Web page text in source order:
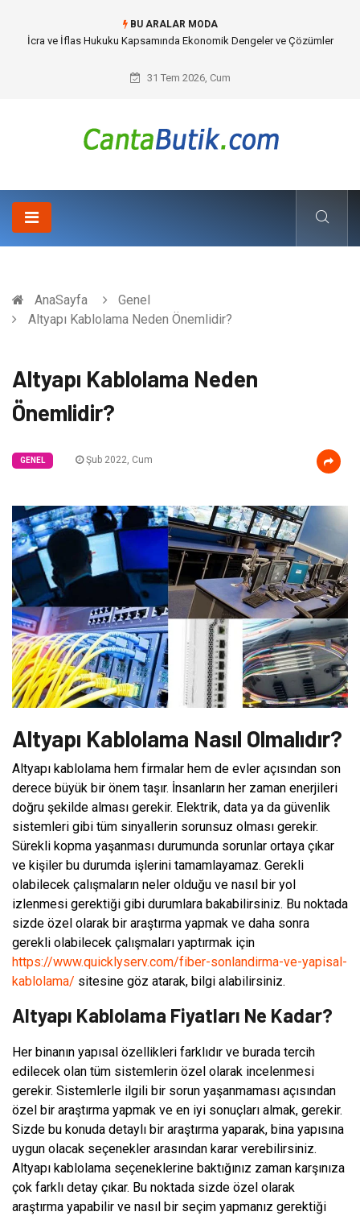
BU ARALAR MODA
Cybersecurity Solutions (Siber Güvenlik Çözümleri) ve Dijital Altyapıda
31 Tem 2026, Cum
AnaSayfa
Genel
Altyapı Kablolama Neden Önemlidir?
Altyapı Kablolama Neden
Önemlidir?
GENEL Şub 2022, Cum
Altyapı Kablolama Nasıl Olmalıdır?
Altyapı kablolama hem firmalar hem de evler açısından son
derece büyük bir önem taşır. İnsanların her zaman enerjileri
doğru şekilde alması gerekir. Elektrik, data ya da güvenlik
sistemleri gibi tüm sinyallerin sorunsuz olması gerekir.
Sürekli kopma yaşanması durumunda sorunlar ortaya çıkar
ve kişiler bu durumda işlerini tamamlayamaz. Gerekli
olabilecek çalışmaların neler olduğu ve nasıl bir yol
izlenmesi gerektiği gibi durumlara bakabilirsiniz. Bu noktada
sizde özel olarak bir araştırma yapmak ve daha sonra
gerekli olabilecek çalışmaları yaptırmak için
https://www.quicklyserv.com/fiber-sonlandirma-ve-yapisal-
kablolama/ sitesine göz atarak, bilgi alabilirsiniz.
Altyapı Kablolama Fiyatları Ne Kadar?
Her binanın yapısal özellikleri farklıdır ve burada tercih
edilecek olan tüm sistemlerin özel olarak incelenmesi
gerekir. Sistemlerle ilgili bir sorun yaşanmaması açısından
özel bir araştırma yapmak ve en iyi sonuçları almak, gerekir.
Sizde bu konuda detaylı bir araştırma yaparak, bina yapısına
uygun olacak seçenekler arasından karar verebilirsiniz.
Altyapı kablolama seçeneklerine baktığınız zaman karşınıza
çok farklı detay çıkar. Bu noktada sizde özel olarak
araştırma yapabilir ve nasıl bir seçim yapmanız gerektiği